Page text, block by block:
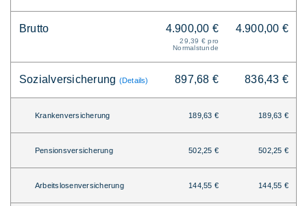
Brutto 4.900,00 €
29,39 € pro
Normalstunde
4.900,00 €
Sozialversicherung (Details) 897,68 € 836,43 €
Krankenversicherung 189,63 € 189,63 €
Pensionsversicherung 502,25 € 502,25 €
Arbeitslosenversicherung 144,55 € 144,55 €